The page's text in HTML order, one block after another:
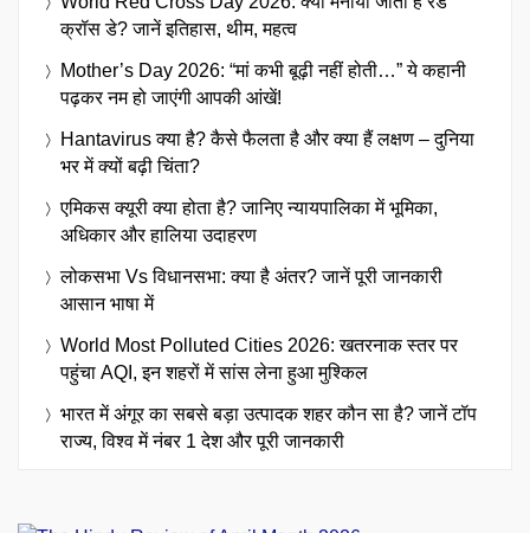
क्रॉस डे? जानें इतिहास, थीम, महत्व
Mother’s Day 2026: “मां कभी बूढ़ी नहीं होती…” ये कहानी
पढ़कर नम हो जाएंगी आपकी आंखें!
Hantavirus क्या है? कैसे फैलता है और क्या हैं लक्षण – दुनिया
भर में क्यों बढ़ी चिंता?
एमिकस क्यूरी क्या होता है? जानिए न्यायपालिका में भूमिका,
अधिकार और हालिया उदाहरण
लोकसभा Vs विधानसभा: क्या है अंतर? जानें पूरी जानकारी
आसान भाषा में
World Most Polluted Cities 2026: खतरनाक स्तर पर
पहुंचा AQI, इन शहरों में सांस लेना हुआ मुश्किल
भारत में अंगूर का सबसे बड़ा उत्पादक शहर कौन सा है? जानें टॉप
राज्य, विश्व में नंबर 1 देश और पूरी जानकारी